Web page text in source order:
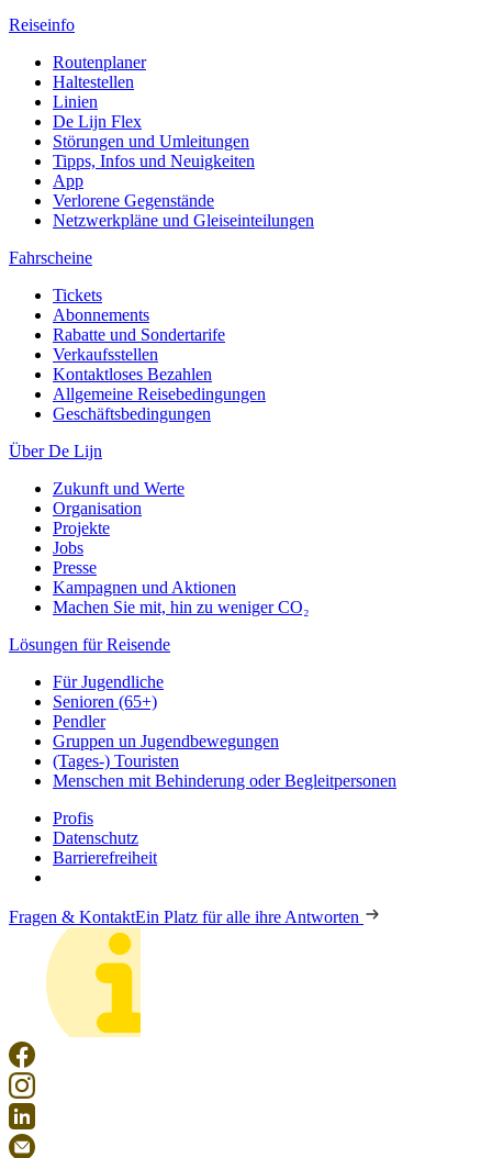
Reiseinfo
Routenplaner
Haltestellen
Linien
De Lijn Flex
Störungen und Umleitungen
Tipps, Infos und Neuigkeiten
App
Verlorene Gegenstände
Netzwerkpläne und Gleiseinteilungen
Fahrscheine
Tickets
Abonnements
Rabatte und Sondertarife
Verkaufsstellen
Kontaktloses Bezahlen
Allgemeine Reisebedingungen
Geschäftsbedingungen
Über De Lijn
Zukunft und Werte
Organisation
Projekte
Jobs
Presse
Kampagnen und Aktionen
Machen Sie mit, hin zu weniger CO₂
Lösungen für Reisende
Für Jugendliche
Senioren (65+)
Pendler
Gruppen un Jugendbewegungen
(Tages-) Touristen
Menschen mit Behinderung oder Begleitpersonen
Profis
Datenschutz
Barrierefreiheit
Fragen & KontaktEin Platz für alle ihre Antworten